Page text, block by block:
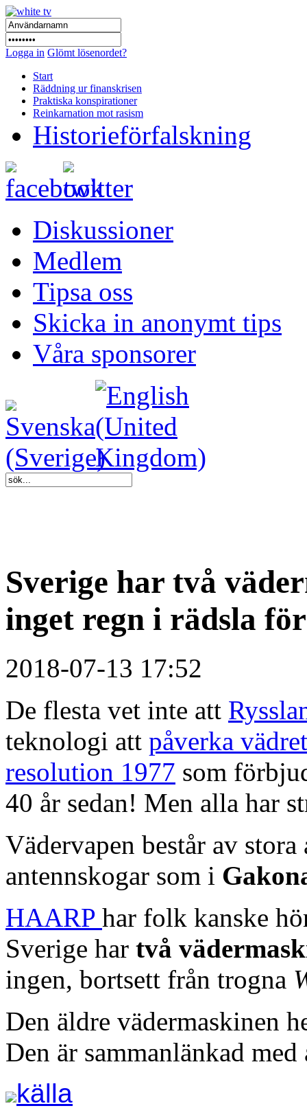
Logga in Glömt lösenordet?
Start
Räddning ur finanskrisen
Praktiska konspirationer
Reinkarnation mot rasism
Historieförfalskning
Diskussioner
Medlem
Tipsa oss
Skicka in anonymt tips
Våra sponsorer
Sverige har två
inget regn i rädsla
2018-07-13 17:52
De flesta vet inte att
teknologi att påverka vädret
resolution 1977 som
40 år sedan! Men alla har
Vädervapen består av
antennskogar som i
HAARP har folk kanske
Sverige har två
ingen, bortsett från trogna
Den äldre vädermaskinen
Den är sammanlänkad
källa